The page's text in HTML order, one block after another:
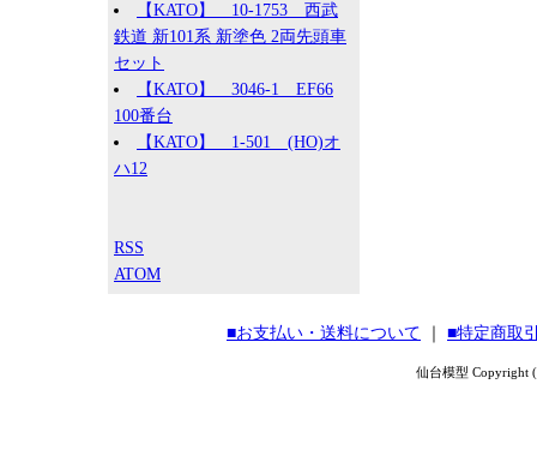
【KATO】 10-1753 西武
鉄道 新101系 新塗色 2両先頭車
セット
【KATO】 3046-1 EF66
100番台
【KATO】 1-501 (HO)オ
ハ12
RSS
ATOM
■お支払い・送料について ■特定商取
仙台模型 Copyright